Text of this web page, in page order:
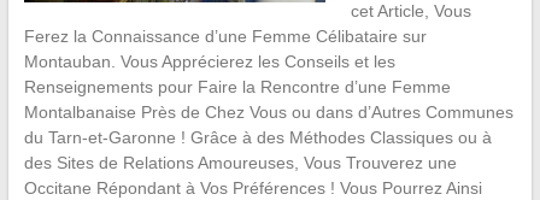
cet Article, Vous
Ferez la Connaissance d’une Femme Célibataire sur
Montauban. Vous Apprécierez les Conseils et les
Renseignements pour Faire la Rencontre d’une Femme
Montalbanaise Près de Chez Vous ou dans d’Autres Communes
du Tarn-et-Garonne ! Grâce à des Méthodes Classiques ou à
des Sites de Relations Amoureuses, Vous Trouverez une
Occitane Répondant à Vos Préférences ! Vous Pourrez Ainsi